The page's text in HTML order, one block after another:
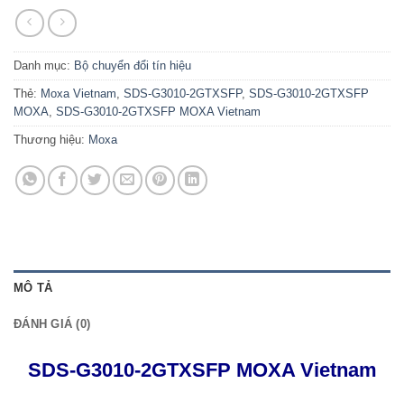
Danh mục: Bộ chuyển đổi tín hiệu
Thẻ: Moxa Vietnam, SDS-G3010-2GTXSFP, SDS-G3010-2GTXSFP
MOXA, SDS-G3010-2GTXSFP MOXA Vietnam
Thương hiệu: Moxa
MÔ TẢ
ĐÁNH GIÁ (0)
SDS-G3010-2GTXSFP MOXA Vietnam